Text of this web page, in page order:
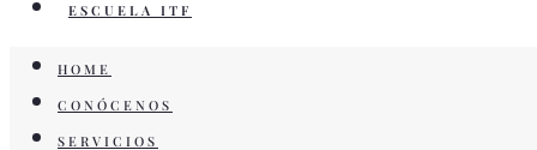
ESCUELA ITF
HOME
CONÓCENOS
SERVICIOS